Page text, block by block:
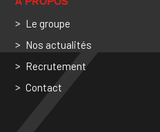
Le groupe
Nos actualités
Recrutement
Contact